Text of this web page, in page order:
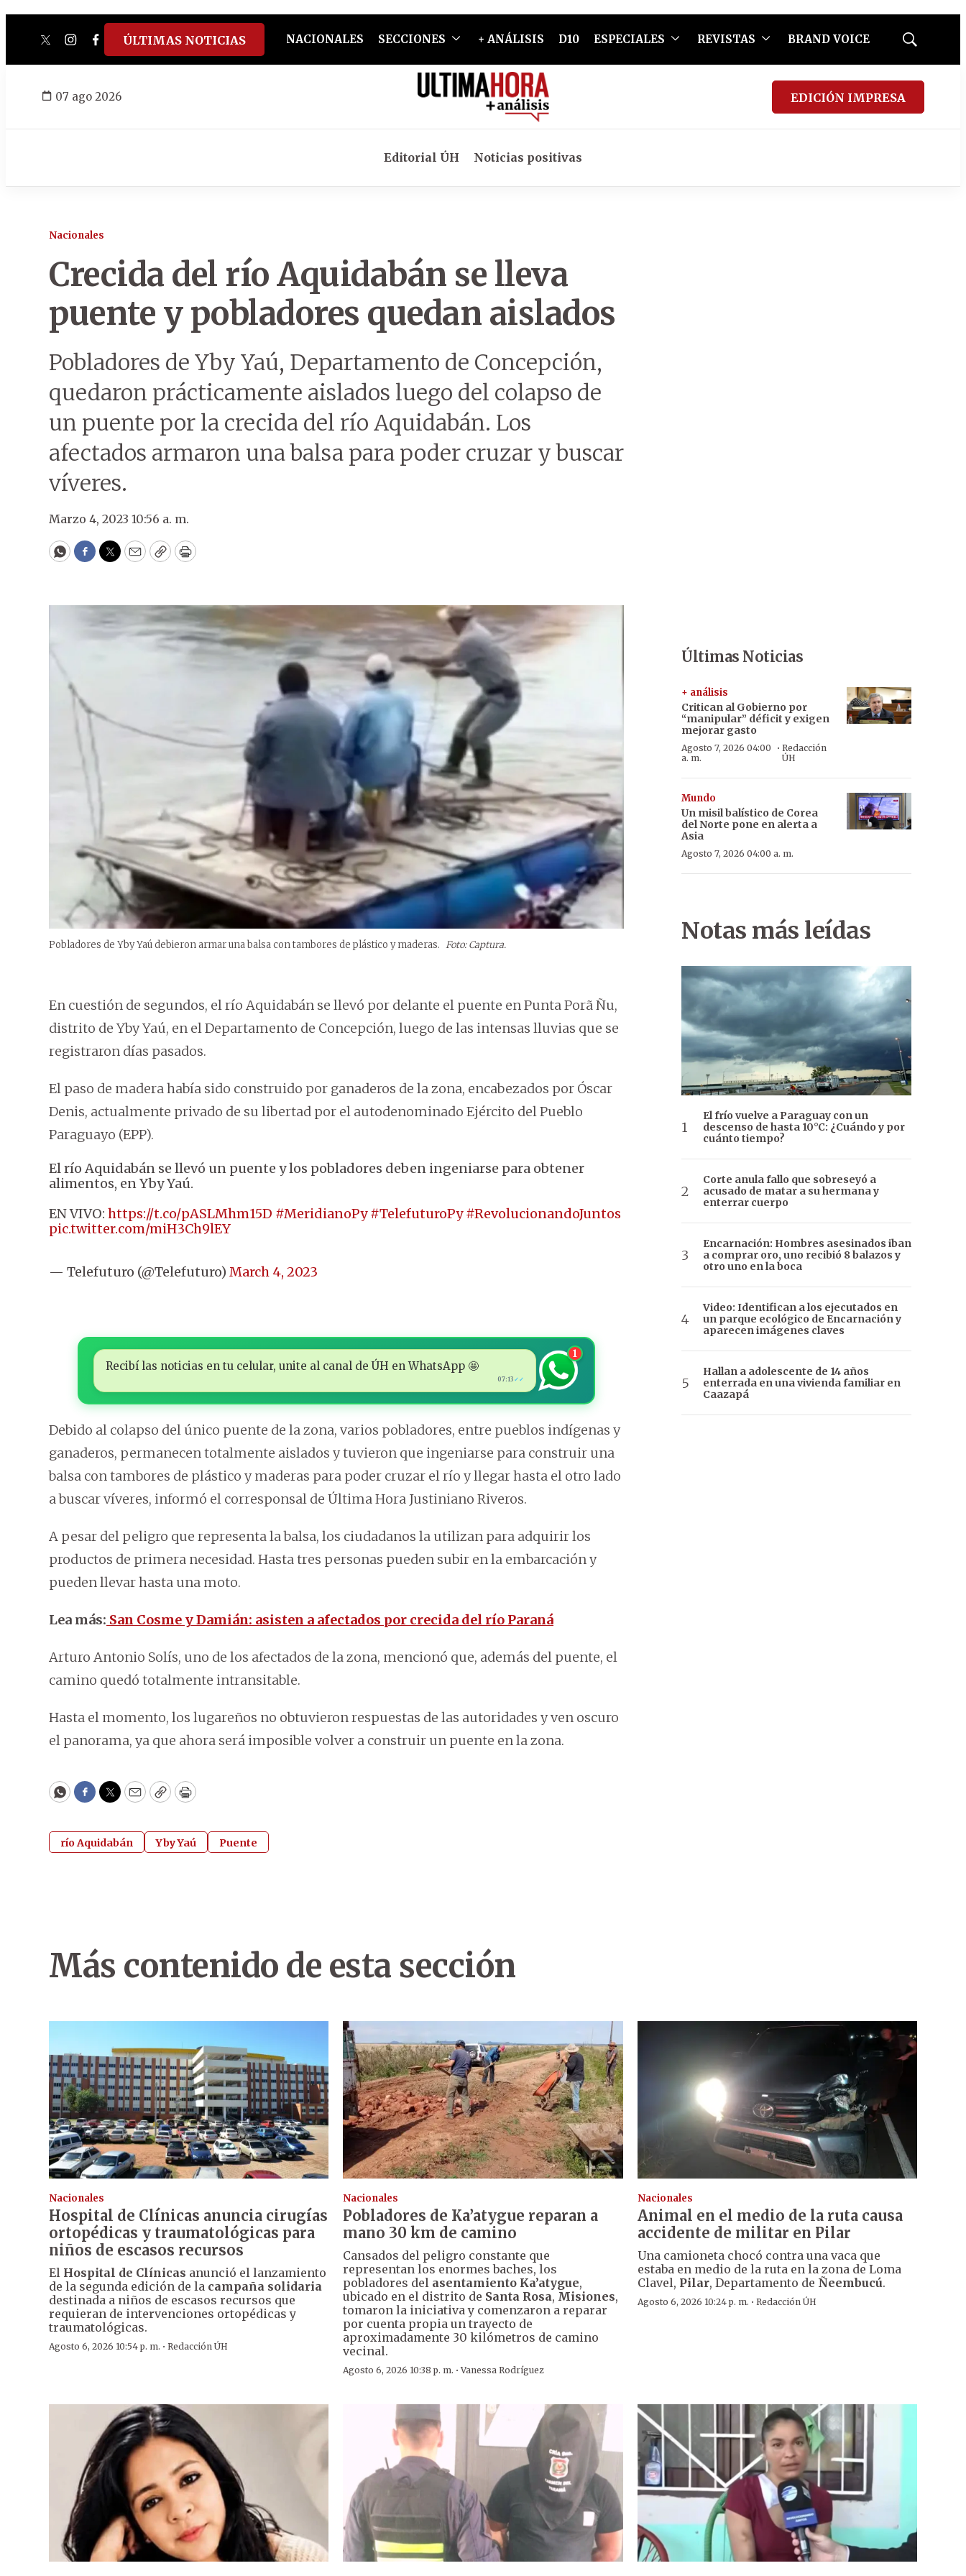
twitterinstagram
facebook
tiktokyoutube
spotify
ÚLTIMAS NOTICIAS NACIONALES SECCIONES + ANÁLISIS D10 ESPECIALES REVISTAS BRAND VOICE
Mostrar
07 ago 2026 EDICIÓN IMPRESA
Editorial ÚH Noticias positivas
Nacionales
Crecida del río Aquidabán se lleva
puente y pobladores quedan aislados
Pobladores de Yby Yaú, Departamento de Concepción,
quedaron prácticamente aislados luego del colapso de
un puente por la crecida del río Aquidabán. Los
afectados armaron una balsa para poder cruzar y buscar
víveres.
Marzo 4, 2023 10:56 a. m.
WhatsApp
Facebook
Twitter
EmailCopyPrint
Pobladores de Yby Yaú debieron armar una balsa con tambores de plástico y maderas. Foto: Captura.
En cuestión de segundos, el río Aquidabán se llevó por delante el puente en Punta Porã Ñu,
distrito de Yby Yaú, en el Departamento de Concepción, luego de las intensas lluvias que se
registraron días pasados.
El paso de madera había sido construido por ganaderos de la zona, encabezados por Óscar
Denis, actualmente privado de su libertad por el autodenominado Ejército del Pueblo
Paraguayo (EPP).
El río Aquidabán se llevó un puente y los pobladores deben ingeniarse para obtener
alimentos, en Yby Yaú.
EN VIVO: https://t.co/pASLMhm15D #MeridianoPy #TelefuturoPy #RevolucionandoJuntos
pic.twitter.com/miH3Ch9lEY
— Telefuturo (@Telefuturo) March 4, 2023
Recibí las noticias en tu celular, unite al canal de ÚH en WhatsApp 🤩
07:13 ✓✓
1
Debido al colapso del único puente de la zona, varios pobladores, entre pueblos indígenas y
ganaderos, permanecen totalmente aislados y tuvieron que ingeniarse para construir una
balsa con tambores de plástico y maderas para poder cruzar el río y llegar hasta el otro lado
a buscar víveres, informó el corresponsal de Última Hora Justiniano Riveros.
A pesar del peligro que representa la balsa, los ciudadanos la utilizan para adquirir los
productos de primera necesidad. Hasta tres personas pueden subir en la embarcación y
pueden llevar hasta una moto.
Lea más: San Cosme y Damián: asisten a afectados por crecida del río Paraná
Arturo Antonio Solís, uno de los afectados de la zona, mencionó que, además del puente, el
camino quedó totalmente intransitable.
Hasta el momento, los lugareños no obtuvieron respuestas de las autoridades y ven oscuro
el panorama, ya que ahora será imposible volver a construir un puente en la zona.
WhatsApp
Facebook
Twitter
EmailCopyPrint
río Aquidabán Yby Yaú Puente
Últimas Noticias
+ análisis
Critican al Gobierno por
“manipular” déficit y exigen
mejorar gasto
Agosto 7, 2026 04:00
a. m.
· Redacción
ÚH
Mundo
Un misil balístico de Corea
del Norte pone en alerta a
Asia
Agosto 7, 2026 04:00 a. m.
Notas más leídas
El frío vuelve a Paraguay con un
descenso de hasta 10°C: ¿Cuándo y por
cuánto tiempo?
Corte anula fallo que sobreseyó a
acusado de matar a su hermana y
enterrar cuerpo
Encarnación: Hombres asesinados iban
a comprar oro, uno recibió 8 balazos y
otro uno en la boca
Video: Identifican a los ejecutados en
un parque ecológico de Encarnación y
aparecen imágenes claves
Hallan a adolescente de 14 años
enterrada en una vivienda familiar en
Caazapá
Más contenido de esta sección
Nacionales
Hospital de Clínicas anuncia cirugías
ortopédicas y traumatológicas para
niños de escasos recursos
El Hospital de Clínicas anunció el lanzamiento
de la segunda edición de la campaña solidaria
destinada a niños de escasos recursos que
requieran de intervenciones ortopédicas y
traumatológicas.
Agosto 6, 2026 10:54 p. m. · Redacción ÚH
Nacionales
Pobladores de Ka’atygue reparan a
mano 30 km de camino
Cansados del peligro constante que
representan los enormes baches, los
pobladores del asentamiento Ka’atygue,
ubicado en el distrito de Santa Rosa, Misiones,
tomaron la iniciativa y comenzaron a reparar
por cuenta propia un trayecto de
aproximadamente 30 kilómetros de camino
vecinal.
Agosto 6, 2026 10:38 p. m. ·Vanessa Rodríguez
Nacionales
Animal en el medio de la ruta causa
accidente de militar en Pilar
Una camioneta chocó contra una vaca que
estaba en medio de la ruta en la zona de Loma
Clavel, Pilar, Departamento de Ñeembucú.
Agosto 6, 2026 10:24 p. m. · Redacción ÚH